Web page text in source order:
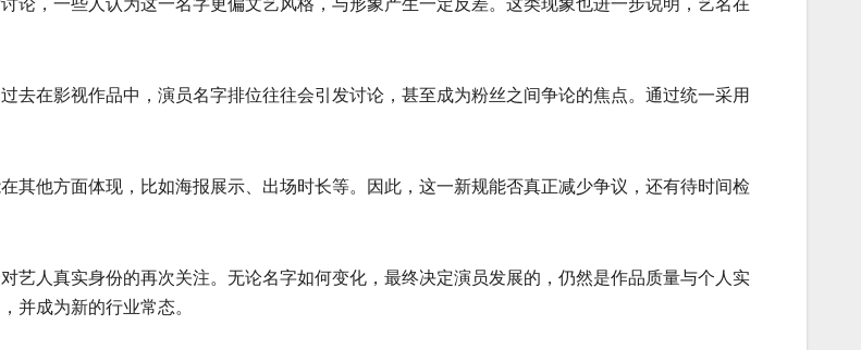
论，一些人认为这一名字更偏文艺风格，与形象产生一定反差。这类现象也进一步说明，艺名在
去在影视作品中，演员名字排位往往会引发讨论，甚至成为粉丝之间争论的焦点。通过统一采用
其他方面体现，比如海报展示、出场时长等。因此，这一新规能否真正减少争议，还有待时间检
艺人真实身份的再次关注。无论名字如何变化，最终决定演员发展的，仍然是作品质量与个人实
并成为新的行业常态。